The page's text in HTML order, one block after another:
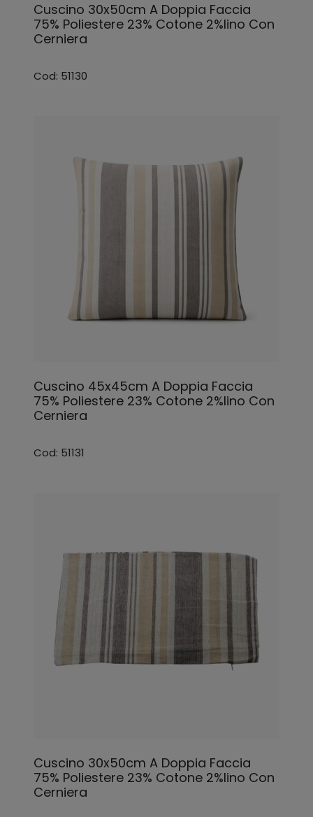
Cuscino 30x50cm A Doppia Faccia
75% Poliestere 23% Cotone 2%lino Con
Cerniera
Cod: 51130
Cuscino 45x45cm A Doppia Faccia
75% Poliestere 23% Cotone 2%lino Con
Cerniera
Cod: 51131
Cuscino 30x50cm A Doppia Faccia
75% Poliestere 23% Cotone 2%lino Con
Cerniera